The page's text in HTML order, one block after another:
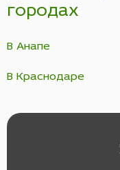
городах
В Анапе
В Краснодаре